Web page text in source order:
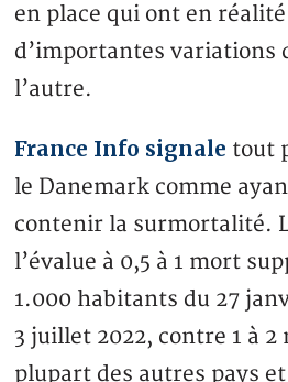
en place qui ont en
d’importantes variations
l’autre.
France Info signale tout
le Danemark comme
contenir la surmortalité.
l’évalue à 0,5 à 1 mort
1.000 habitants du 27
3 juillet 2022, contre 1 à 2
plupart des autres pays